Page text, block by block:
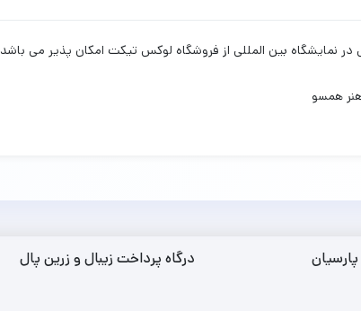
نمایشگاه بین المللی از فروشگاه لوکس تیکت امکان پذیر می باشد
همسو
درگاه پرداخت زیبال و زرین پال